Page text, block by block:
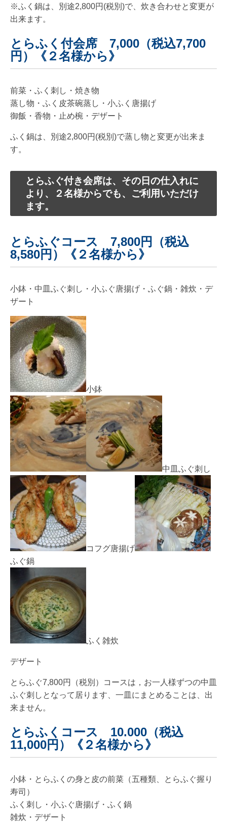
※ふく鍋は、別途2,800円(税別)で、炊き合わせと変更が
出来ます。
とらふく付会席 7,000（税込7,700
円）《２名様から》
前菜・ふく刺し・焼き物
蒸し物・ふく皮茶碗蒸し・小ふく唐揚げ
御飯・香物・止め椀・デザート
ふく鍋は、別途2,800円(税別)で蒸し物と変更が出来ま
す。
とらふぐ付き会席は、その日の仕入れに
より、２名様からでも、ご利用いただけ
ます。
とらふぐコース 7,800円（税込
8,580円）《２名様から》
小鉢・中皿ふぐ刺し・小ふぐ唐揚げ・ふぐ鍋・雑炊・デ
ザート
小鉢
中皿ふぐ刺し
コフグ唐揚げ
ふぐ鍋
ふく雑炊
デザート
とらふぐ7,800円（税別）コースは，お一人様ずつの中皿
ふぐ刺しとなって居ります、一皿にまとめることは、出
来ません。
とらふくコース 10.000（税込
11,000円）《２名様から》
小鉢・とらふくの身と皮の前菜（五種類、とらふぐ握り
寿司）
ふく刺し・小ふぐ唐揚げ・ふく鍋
雑炊・デザート